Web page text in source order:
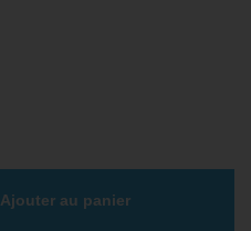
Ajouter au panier